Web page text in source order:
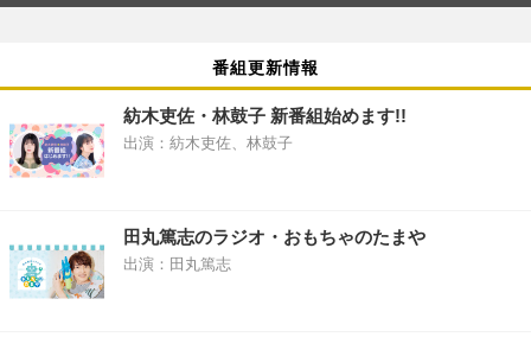
番組更新情報
紡木吏佐・林鼓子 新番組始めます!!
出演：紡木吏佐、林鼓子
田丸篤志のラジオ・おもちゃのたまや
出演：田丸篤志